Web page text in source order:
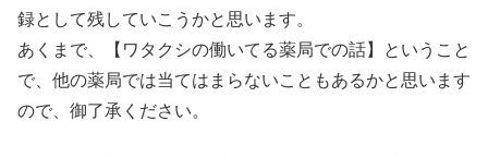
録として残していこうかと思います。
あくまで、【ワタクシの働いてる薬局での話】ということ
で、他の薬局では当てはまらないこともあるかと思います
ので、御了承ください。